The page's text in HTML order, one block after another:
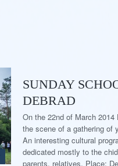
SUNDAY
DEBRAD
On the 22nd of March 2014
the scene of a gathering of
An interesting cultural
dedicated mostly to the
parents, relatives. Place: